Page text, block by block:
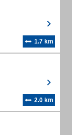
1.7 km
2.0 km